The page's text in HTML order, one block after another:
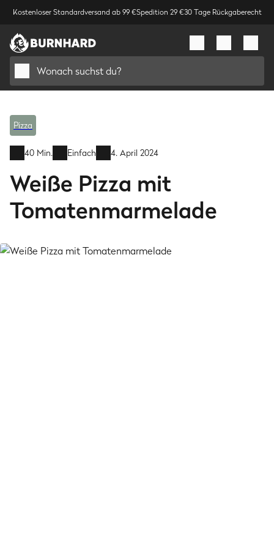
Kostenloser Standardversand ab 99 €Spedition 29 €30 Tage Rückgaberecht
Wonach suchst du?
Pizza
40 Min. Einfach 4. April 2024
Weiße Pizza mit
Tomatenmarmelade